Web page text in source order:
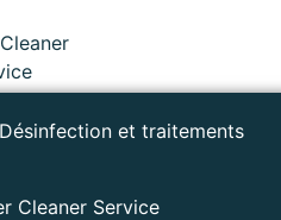
Désinfection et traitements
Cleaner Service